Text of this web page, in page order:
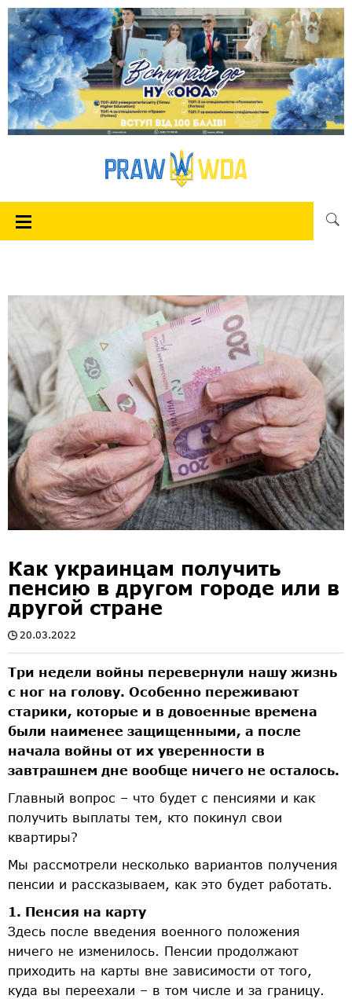
Как украинцам получить
пенсию в другом городе или в
другой стране
20.03.2022
Три недели войны перевернули нашу жизнь
с ног на голову. Особенно переживают
старики, которые и в довоенные времена
были наименее защищенными, а после
начала войны от их уверенности в
завтрашнем дне вообще ничего не осталось.
Главный вопрос – что будет с пенсиями и как
получить выплаты тем, кто покинул свои
квартиры?
Мы рассмотрели несколько вариантов получения
пенсии и рассказываем, как это будет работать.
1. Пенсия на карту
Здесь после введения военного положения
ничего не изменилось. Пенсии продолжают
приходить на карты вне зависимости от того,
куда вы переехали – в том числе и за границу.